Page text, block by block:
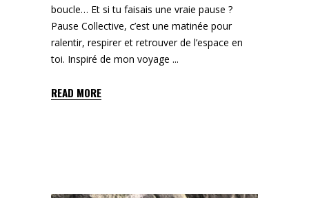
boucle… Et si tu faisais une vraie pause ?
Pause Collective, c’est une matinée pour
ralentir, respirer et retrouver de l’espace en
toi. Inspiré de mon voyage
READ MORE